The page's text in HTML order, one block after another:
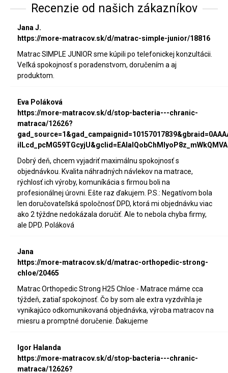
Recenzie od našich zákazníkov
Jana J.
https://more-matracov.sk/d/matrac-simple-junior/18816
Matrac SIMPLE JUNIOR sme kúpili po telefonickej konzultácii.
Veľká spokojnosť s poradenstvom, doručením a aj
produktom.
Eva Poláková
https://more-matracov.sk/d/stop-bacteria---chranic-
matraca/12626?
Dobrý deň, chcem vyjadriť maximálnu spokojnosť s
objednávkou. Kvalita náhradných návlekov na matrace,
rýchlosť ich výroby, komuníkácia s firmou boli na
profesionálnej úrovni. Ešte raz ďakujem. P.S.: Negatívom bola
len doručovateľská spoločnosť DPD, ktorá mi objednávku viac
ako 2 týždne nedokázala doručiť. Ale to nebola chyba firmy,
ale DPD. Poláková
Jana
https://more-matracov.sk/d/matrac-orthopedic-strong-
chloe/20465
Matrac Orthopedic Strong H25 Chloe - Matrace máme cca
týždeň, zatiaľ spokojnosť. Čo by som ale extra vyzdvihla je
vynikajúco odkomunikovaná objednávka, výroba matracov na
miesru a promptné doručenie. Ďakujeme
Igor Halanda
https://more-matracov.sk/d/stop-bacteria---chranic-
matraca/12626?